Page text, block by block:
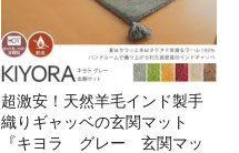
超激安！天然羊毛インド製手
織りギャッベの玄関マット
『キヨラ グレー 玄関マッ